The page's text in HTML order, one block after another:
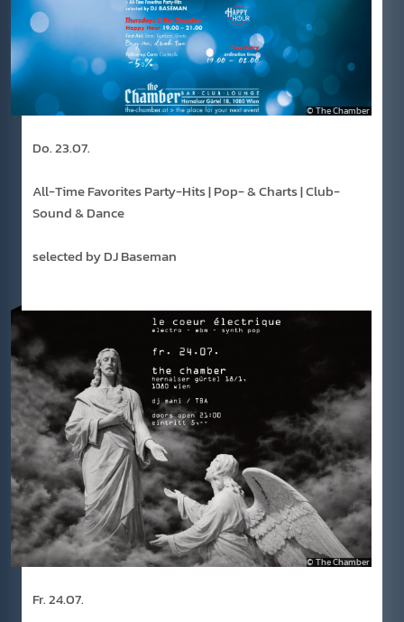
The Chamber
Do. 23.07.
All-Time Favorites Party-Hits | Pop- & Charts | Club-
Sound & Dance
selected by DJ Baseman
The Chamber
Fr. 24.07.